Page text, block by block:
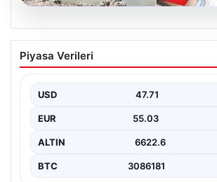
12 yaşındaki çocuk hafriyat
gölette boğuldu
Boğuldu”, “content”: “ Erzurum’un Oltu
gerçekleşen…
Piyasa Verileri
USD 47.71
EUR 55.03
ALTIN 6622.6
BTC 3086181